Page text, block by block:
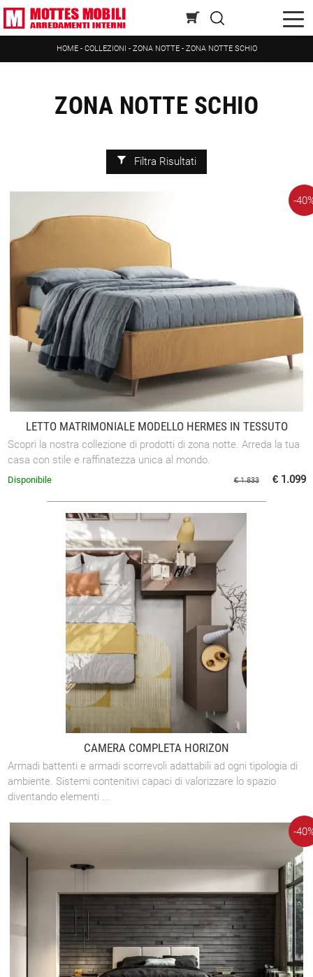
HOME- COLLEZIONI - ZONA NOTTE- ZONA NOTTE SCHIO
ZONA NOTTE SCHIO
Filtra Risultati
LETTO MATRIMONIALE MODELLO HERMES IN TESSUTO
Scopri la nostra collezione di prodotti di zona notte. Arreda la tua
casa con stile e raffinatezza unica al mondo.
-
€ 1.833 € 1.099
Disponibile
CAMERA COMPLETA HORIZON
Armadi battenti e armadi scorrevoli adattabili ad ogni tipologia di
ambiente. Sistemi contenitivi capaci di valorizzare lo spazio
diventando elementi ...
-